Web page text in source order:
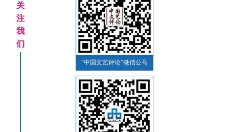
关
注
我
们
“中国文艺评论”微信公号